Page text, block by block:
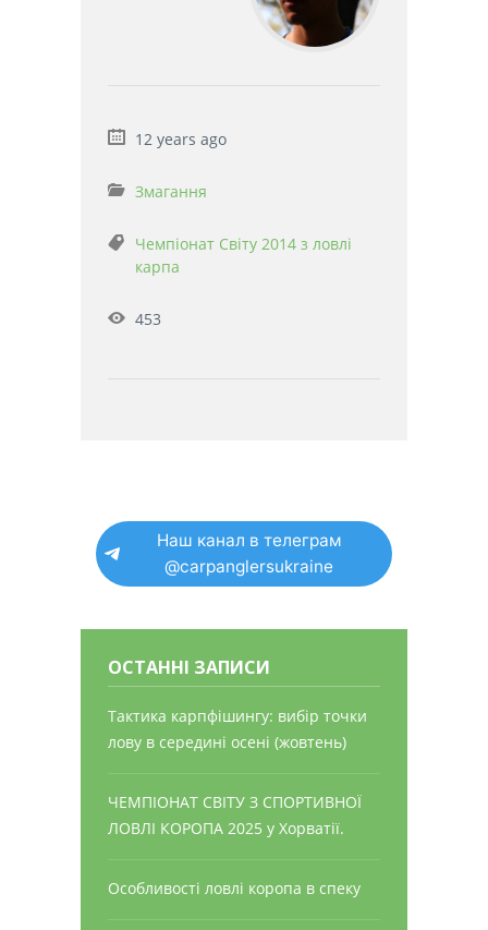
12 years ago
Змагання
Чемпіонат Світу 2014 з ловлі
карпа
453
Наш канал в телеграм
@carpanglersukraine
ОСТАННІ ЗАПИСИ
Тактика карпфішингу: вибір точки
лову в середині осені (жовтень)
ЧЕМПІОНАТ СВІТУ З СПОРТИВНОЇ
ЛОВЛІ КОРОПА 2025 у Хорватії.
Особливості ловлі коропа в спеку